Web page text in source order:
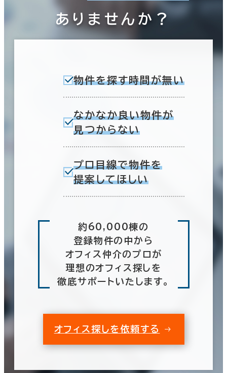
ありませんか？
物件を探す時間が無い
なかなか良い物件が
見つからない
プロ目線で物件を
提案してほしい
約60,000棟の
登録物件の中から
オフィス仲介のプロが
理想のオフィス探しを
徹底サポートいたします。
オフィス探しを依頼する